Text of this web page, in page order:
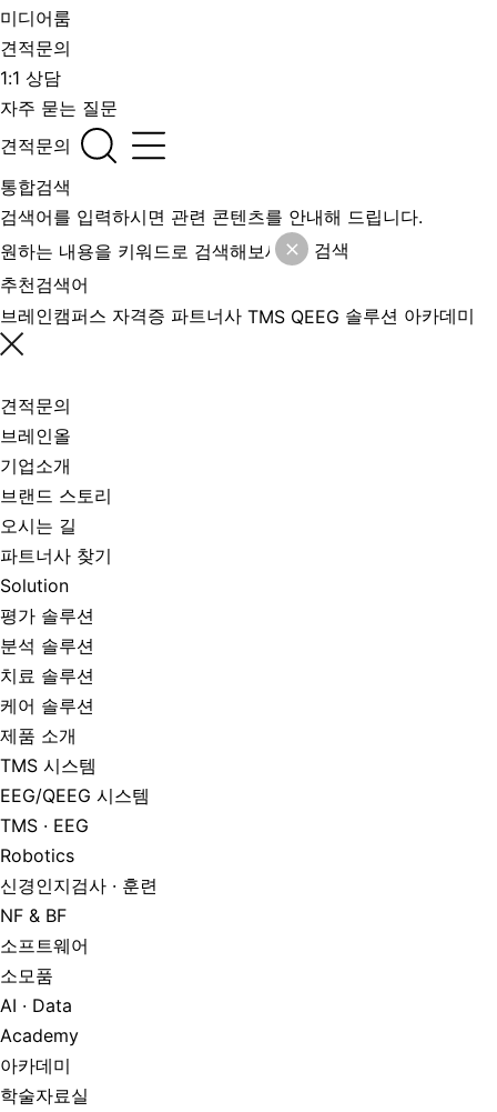
미디어룸
견적문의
1:1 상담
자주 묻는 질문
견적문의
통합검색
검색어를 입력하시면 관련 콘텐츠를 안내해 드립니다.
검색
추천검색어
브레인캠퍼스 자격증 파트너사 TMS QEEG 솔루션 아카데미
견적문의
브레인올
기업소개
브랜드 스토리
오시는 길
파트너사 찾기
Solution
평가 솔루션
분석 솔루션
치료 솔루션
케어 솔루션
제품 소개
TMS 시스템
EEG/QEEG 시스템
TMS · EEG
Robotics
신경인지검사 · 훈련
NF & BF
소프트웨어
소모품
AI · Data
Academy
아카데미
학술자료실